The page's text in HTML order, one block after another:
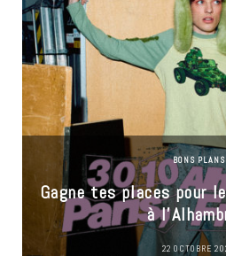
BONS PLANS
Gagne tes places pour
à
22 OCTOBRE